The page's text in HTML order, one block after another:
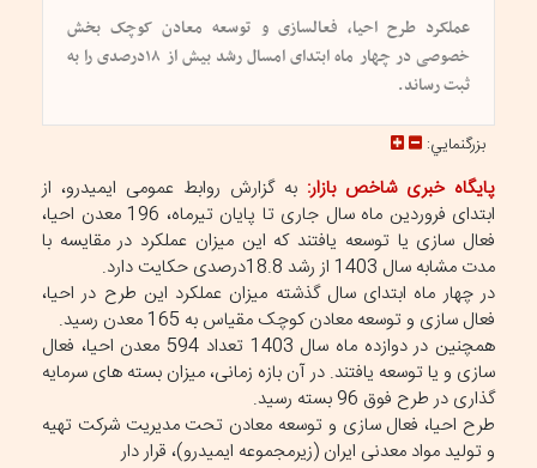
عملکرد طرح احیا، فعالسازی و توسعه معادن کوچک بخش
خصوصی در چهار ماه ابتدای امسال رشد بیش از ۱۸درصدی را به
ثبت رساند.
بزرگنمايي:
پایگاه خبری شاخص بازار: به گزارش روابط عمومی ایمیدرو، از
ابتدای فروردین ماه سال جاری تا پایان تیرماه، 196 معدن احیا،
فعال سازی یا توسعه یافتند که این میزان عملکرد در مقایسه با
مدت مشابه سال 1403 از رشد 18.8درصدی حکایت دارد.
در چهار ماه ابتدای سال گذشته میزان عملکرد این طرح در احیا،
فعال سازی و توسعه معادن کوچک مقیاس به 165 معدن رسید.
همچنین در دوازده ماه سال 1403 تعداد 594 معدن احیا، فعال
سازی و یا توسعه یافتند. در آن بازه زمانی، میزان بسته های سرمایه
گذاری در طرح فوق 96 بسته رسید.
طرح احیا، فعال سازی و توسعه معادن تحت مدیریت شرکت تهیه
و تولید مواد معدنی ایران (زیرمجموعه ایمیدرو)، قرار دار